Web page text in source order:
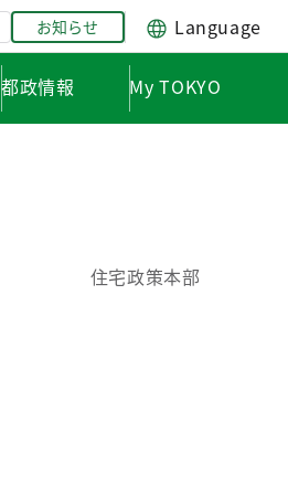
お知らせ Language
都政情報 My TOKYO
住宅政策本部